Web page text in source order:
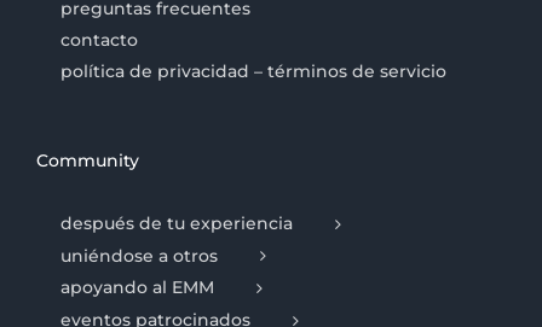
preguntas frecuentes
contacto
política de privacidad – términos de servicio
Community
después de tu experiencia
uniéndose a otros
apoyando al EMM
eventos patrocinados